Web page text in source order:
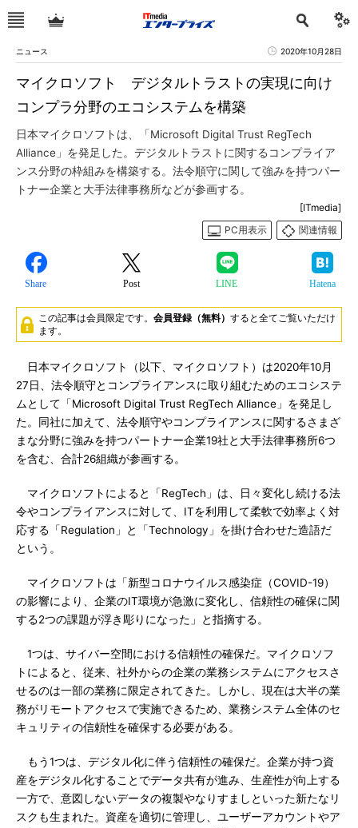
ニュース 2020年10月28日
マイクロソフト デジタルトラストの実現に向け
コンプラ分野のエコシステムを構築
日本マイクロソフトは、「Microsoft Digital Trust RegTech
Alliance」を発足した。デジタルトラストに関するコンプライア
ンス分野の枠組みを構築する。法令順守に関して強みを持つパー
トナー企業と大手法律事務所などが参画する。
[ITmedia]
PC用表示
関連情報
Share Post LINE Hatena
この記事は会員限定です。 会員登録（無料） すると全てご覧いただけ
ます。
日本マイクロソフト（以下、マイクロソフト）は2020年10月
27日、法令順守とコンプライアンスに取り組むためのエコシステ
ムとして「Microsoft Digital Trust RegTech Alliance」を発足し
た。同社に加えて、法令順守やコンプライアンスに関するさまざ
まな分野に強みを持つパートナー企業19社と大手法律事務所6つ
を含む、合計26組織が参画する。
マイクロソフトによると「RegTech」は、日々変化し続ける法
令やコンプライアンスに対して、ITを利用して柔軟で効率よく対
応する「Regulation」と「Technology」を掛け合わせた造語だ
という。
マイクロソフトは「新型コロナウイルス感染症（COVID-19）
の影響により、企業のIT環境が急激に変化し、信頼性の確保に関
する2つの課題が浮き彫りになった」と指摘する。
1つは、サイバー空間における信頼性の確保だ。マイクロソフ
トによると、従来、社外からの企業の業務システムにアクセスさ
せるのは一部の業務に限定されてきた。しかし、現在は大半の業
務がリモートアクセスで実施できるため、業務システム全体のセ
キュリティの信頼性を確保する必要がある。
もう1つは、デジタル化に伴う信頼性の確保だ。企業が持つ資
産をデジタル化することでデータ共有が進み、生産性が向上する
一方で、意図しないデータの複製やなりすましといった新たなリ
スクも生まれた。資産を適切に管理し、ユーザーアカウントやア